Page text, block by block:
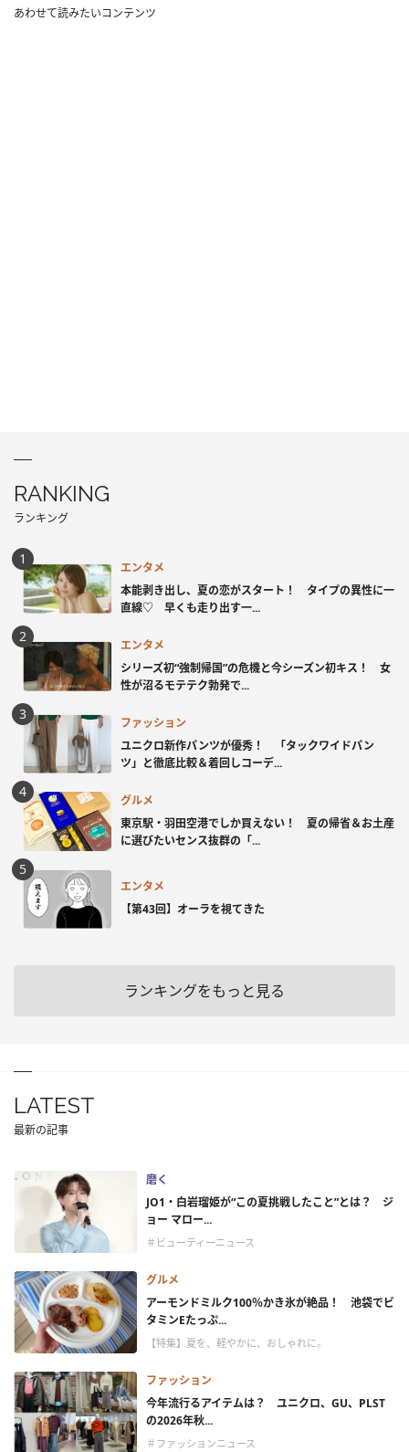
あわせて読みたいコンテンツ
RANKING
ランキング
エンタメ
本能剥き出し、夏の恋がスタート！ タイプの異性に一
直線♡ 早くも走り出す一...
エンタメ
シリーズ初“強制帰国”の危機と今シーズン初キス！ 女
性が沼るモテテク勃発で...
ファッション
ユニクロ新作パンツが優秀！ 「タックワイドパン
ツ」と徹底比較＆着回しコーデ...
グルメ
東京駅・羽田空港でしか買えない！ 夏の帰省＆お土産
に選びたいセンス抜群の「...
エンタメ
【第43回】オーラを視てきた
ランキングをもっと見る
LATEST
最新の記事
磨く
JO1・白岩瑠姫が“この夏挑戦したこと”とは？ ジ
ョー マロー...
＃ビューティーニュース
グルメ
アーモンドミルク100％かき氷が絶品！ 池袋でビ
タミンEたっぷ...
【特集】夏を、軽やかに、おしゃれに。
ファッション
今年流行るアイテムは？ ユニクロ、GU、PLST
の2026年秋...
＃ファッションニュース